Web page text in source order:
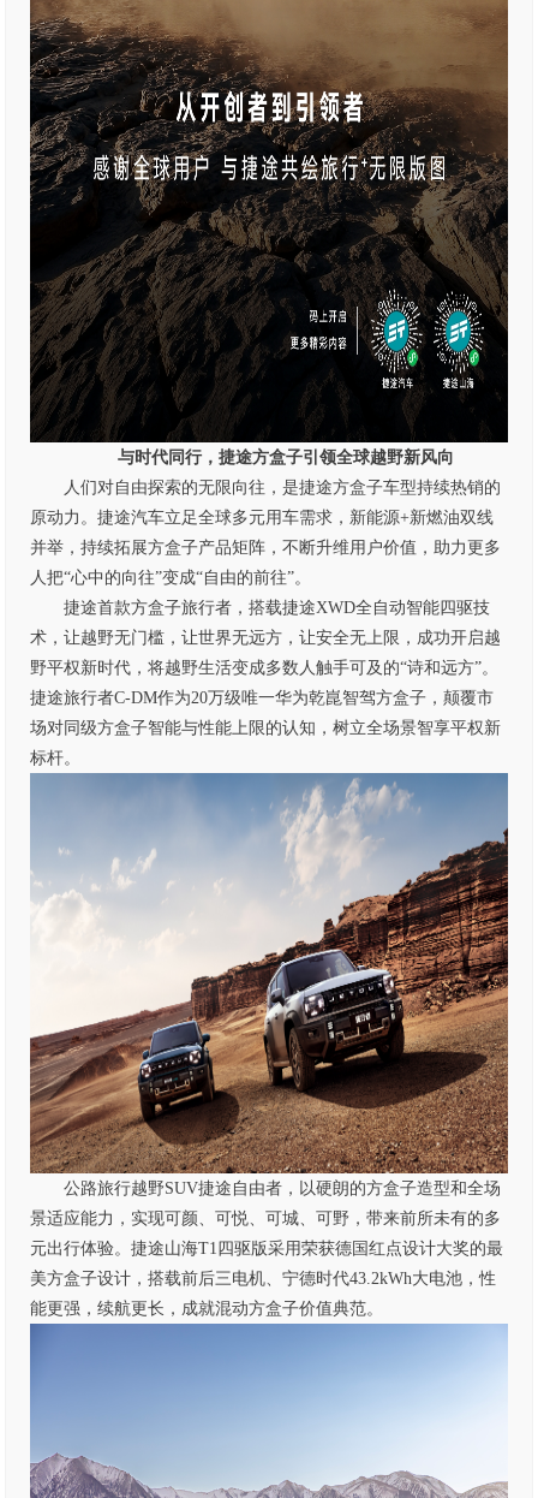
与时代同行，捷途方盒子引领全球越野新风向
人们对自由探索的无限向往，是捷途方盒子车型持续热销的
原动力。捷途汽车立足全球多元用车需求，新能源+新燃油双线
并举，持续拓展方盒子产品矩阵，不断升维用户价值，助力更多
人把“心中的向往”变成“自由的前往”。
捷途首款方盒子旅行者，搭载捷途XWD全自动智能四驱技
术，让越野无门槛，让世界无远方，让安全无上限，成功开启越
野平权新时代，将越野生活变成多数人触手可及的“诗和远方”。
捷途旅行者C-DM作为20万级唯一华为乾崑智驾方盒子，颠覆市
场对同级方盒子智能与性能上限的认知，树立全场景智享平权新
标杆。
公路旅行越野SUV捷途自由者，以硬朗的方盒子造型和全场
景适应能力，实现可颜、可悦、可城、可野，带来前所未有的多
元出行体验。捷途山海T1四驱版采用荣获德国红点设计大奖的最
美方盒子设计，搭载前后三电机、宁德时代43.2kWh大电池，性
能更强，续航更长，成就混动方盒子价值典范。